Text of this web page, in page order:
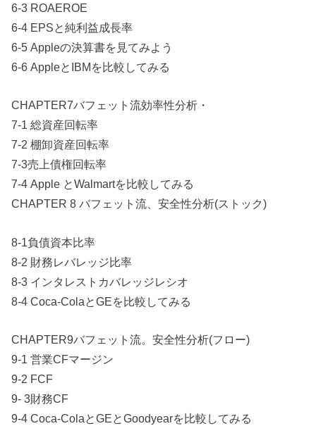
6-3 ROAEROE
6-4 EPSと純利益成長率
6-5 Appleの決算書を見てみよう
6-6 AppleとIBMを比較してみる
CHAPTER7バフェット流効率性分析・
7-1 総資産回転率
7-2 棚卸資産回転率
7-3売上債権回転率
7-4 Apple とWalmartを比較してみる
CHAPTER 8 バフェット流、安全性分析(ストック)
8-1負債資本比率
8-2 財務レバレッジ比率
8-3 インタレストカバレッジレシオ
8-4 Coca-ColaとGEを比較してみる
CHAPTER9バフェット流。安全性分析(フロー)
9-1 営業CFマージン
9-2 FCF
9- 3財務CF
9-4 Coca-ColaとGEとGoodyearを比較してみる